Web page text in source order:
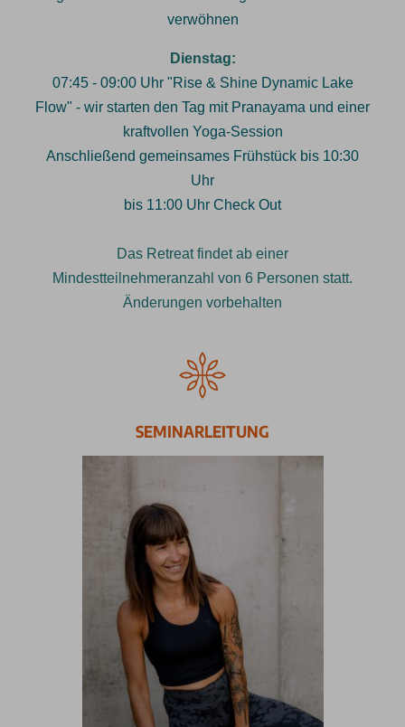
verwöhnen
Dienstag:
07:45 - 09:00 Uhr "Rise & Shine Dynamic Lake
Flow" - wir starten den Tag mit Pranayama und einer
kraftvollen Yoga-Session
Anschließend gemeinsames Frühstück bis 10:30
Uhr
bis 11:00 Uhr Check Out
Das Retreat findet ab einer
Mindestteilnehmeranzahl von 6 Personen statt.
Änderungen vorbehalten
SEMINARLEITUNG